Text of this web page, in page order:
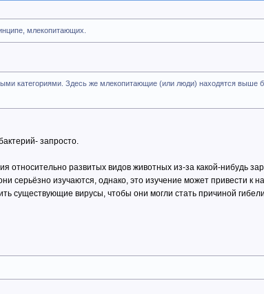
млекопитающих.
категориями. Здесь же млекопитающие (или люди) находятся выше
запросто.
развитых видов животных из-за какой-нибудь
серьёзно изучаются, однако, это изучение может привести к
существующие вирусы, чтобы они могли стать причиной